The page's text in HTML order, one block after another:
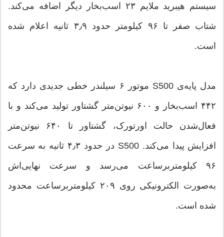
سیستم هیبرید ملایم ۲۳ اسب‌بخار دیگر اضافه می‌کند.
شتاب صفر تا ۹۶ کیلومتر حدود ۳٫۹ ثانیه اعلام شده
است.
مدل پایه‌ی S500 موتور ۶ سیلندر خطی جدیدی دارد که
۴۴۲ اسب‌بخار و ۶۰۰ نیوتن‌متر گشتاور تولید می‌کند و با
فعال‌شدن حالت اورتورک، گشتاور تا ۶۴۰ نیوتن‌متر
افزایش پیدا می‌کند. S500 در حدود ۴٫۳ ثانیه به سرعت
۹۶ کیلومتربرساعت می‌رسد و سرعت نهایی‌اش
به‌صورت الکترونیکی روی ۲۰۹ کیلومتربرساعت محدود
شده است.